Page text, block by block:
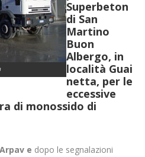
Superbeton
di San
Martino
Buon
Albergo, in
località Guai
netta, per le
eccessive
di monossido di
Arpav e dopo le segnalazioni